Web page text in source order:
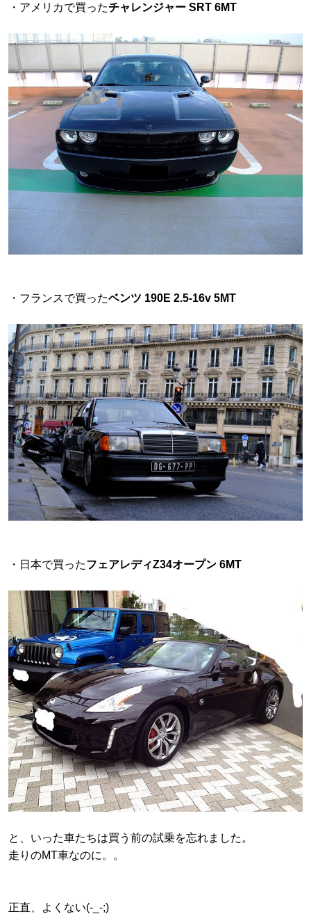
・アメリカで買ったチャレンジャー SRT 6MT
・フランスで買ったベンツ 190E 2.5-16v 5MT
・日本で買ったフェアレディZ34オープン 6MT
と、いった車たちは買う前の試乗を忘れました。
走りのMT車なのに。。
正直、よくない(-_-;)